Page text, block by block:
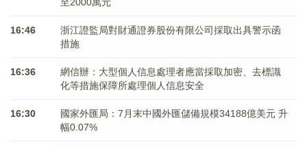
16:46
浙江證監局對財通證券股份有限公司採取出具警示函
措施
16:36
網信辦：大型個人信息處理者應當採取加密、去標識
化等措施保障所處理個人信息安全
16:30
國家外匯局：7月末中國外匯儲備規模34188億美元 升
幅0.07%